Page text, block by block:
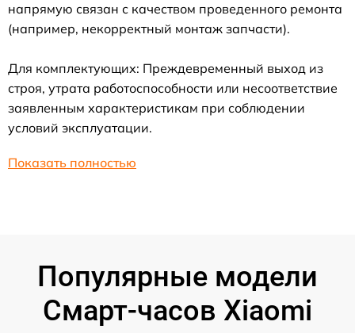
напрямую связан с качеством проведенного ремонта
(например, некорректный монтаж запчасти).
Для комплектующих: Преждевременный выход из
строя, утрата работоспособности или несоответствие
заявленным характеристикам при соблюдении
условий эксплуатации.
Показать полностью
Популярные модели
Смарт-часов Xiaomi